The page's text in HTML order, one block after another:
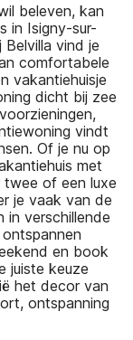
beleven, kan
in Isigny-sur-
vind je
comfortabele
vakantiehuisje
dicht bij zee
vindt
Of je nu op
met
of een luxe
je vaak van de
in verschillende
en book
juiste keuze
het decor van
ontspanning